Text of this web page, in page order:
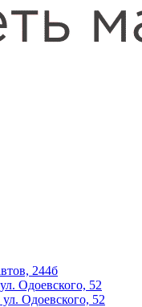
244б
Одоевского, 52
Одоевского, 52